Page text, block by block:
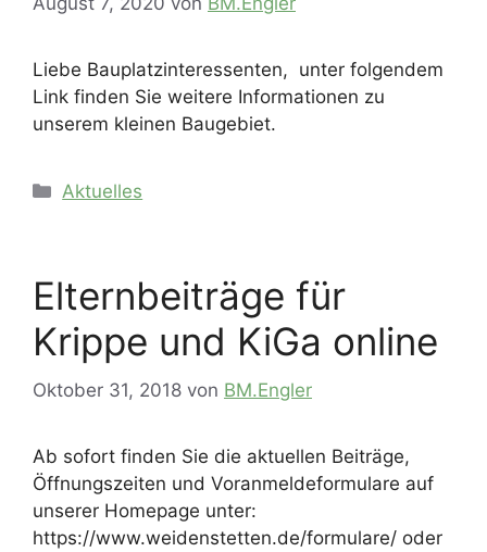
Liebe Bauplatzinteressenten, unter folgendem
Link finden Sie weitere Informationen zu
unserem kleinen Baugebiet.
Kategorien
Aktuelles
Elternbeiträge für
Krippe und KiGa online
Oktober 31, 2018 von BM.Engler
Ab sofort finden Sie die aktuellen Beiträge,
Öffnungszeiten und Voranmeldeformulare auf
unserer Homepage unter:
https://www.weidenstetten.de/formulare/ oder